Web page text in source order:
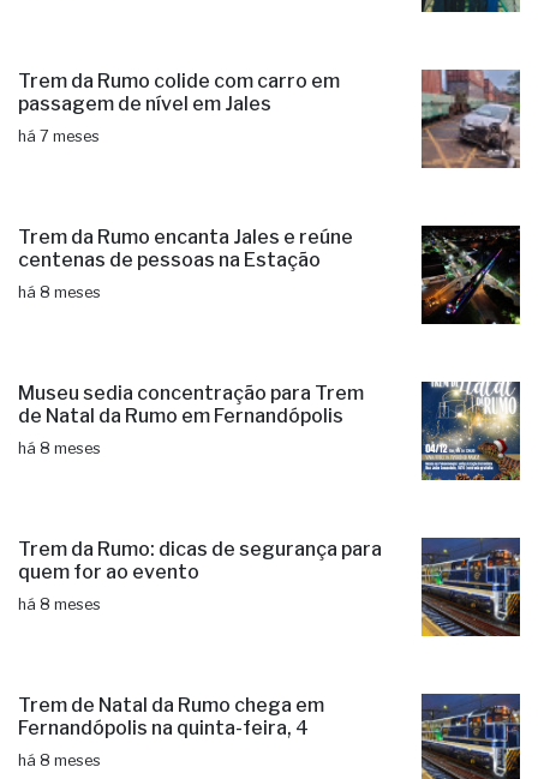
Trem da Rumo colide com carro em
passagem de nível em Jales
há 7 meses
Trem da Rumo encanta Jales e reúne
centenas de pessoas na Estação
há 8 meses
Museu sedia concentração para Trem
de Natal da Rumo em Fernandópolis
há 8 meses
Trem da Rumo: dicas de segurança para
quem for ao evento
há 8 meses
Trem de Natal da Rumo chega em
Fernandópolis na quinta-feira, 4
há 8 meses